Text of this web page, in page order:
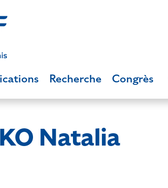
Recherche Congrès
Natalia